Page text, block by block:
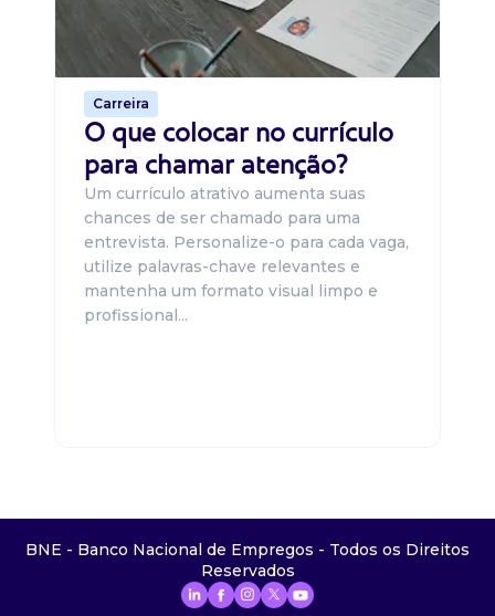
Carreira
O que colocar no currículo
para chamar atenção?
Um currículo atrativo aumenta suas
chances de ser chamado para uma
entrevista. Personalize-o para cada vaga,
utilize palavras-chave relevantes e
mantenha um formato visual limpo e
profissional...
BNE - Banco Nacional de Empregos - Todos os Direitos
Reservados